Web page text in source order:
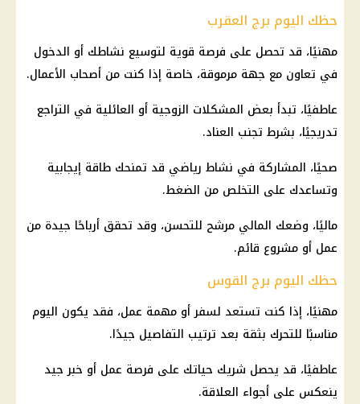
حظك اليوم برج العقرب
مهنيًا، قد تحصل على فرصة قوية لتوسيع نشاطك أو الدخول
في تعاون مع جهة مرموقة، خاصة إذا كنت من أصحاب الأعمال.
عاطفيًا، تبدأ بعض المشكلات الزوجية أو العائلية في التراجع
تدريجيًا، بشرط تجنب العناد.
صحيًا، المشاركة في نشاط رياضي قد تمنحك طاقة إيجابية
وتساعدك على التخلص من الضغط.
ماليًا، وضعك المالي مرشح للتحسن، وقد تحقق أرباحًا جيدة من
عمل أو مشروع قائم.
حظك اليوم برج القوس
مهنيًا، إذا كنت تستعد لسفر أو مهمة عمل، فقد يكون اليوم
مناسبًا للتحرك بثقة بعد ترتيب التفاصيل جيدًا.
عاطفيًا، قد يحصل شريك حياتك على فرصة عمل أو خبر جيد
ينعكس على أجواء العلاقة.